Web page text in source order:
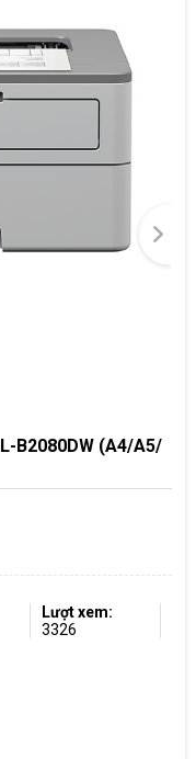
B2080DW (A4/A5/
Lượt xem:
3326